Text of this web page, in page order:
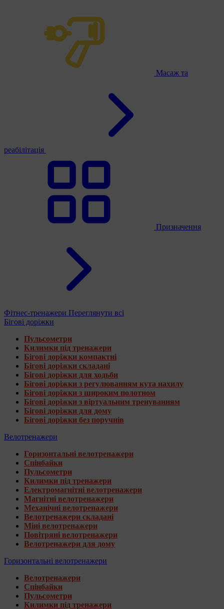
Масаж та
реабілітація
Призначення
Фітнес-тренажери Переглянути всі
Бігові доріжки
Пульсометри
Килимки під тренажери
Бігові доріжки компактні
Бігові доріжки складані
Бігові доріжки для ходьби
Бігові доріжки з регулюванням кута нахилу
Бігові доріжки з широким полотном
Бігові доріжки з віртуальним тренуванням
Бігові доріжки для дому
Бігові доріжки без поручнів
Велотренажери
Горизонтальні велотренажери
Спінбайки
Пульсометри
Килимки під тренажери
Електромагнітні велотренажери
Магнітні велотренажери
Механічні велотренажери
Велотренажери складані
Міні велотренажери
Повітряні велотренажери
Велотренажери для дому
Горизонтальні велотренажери
Велотренажери
Спінбайки
Пульсометри
Килимки під тренажери